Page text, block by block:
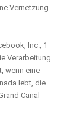
Vernetzung
Inc., 1
Verarbeitung
wenn eine
lebt, die
Canal